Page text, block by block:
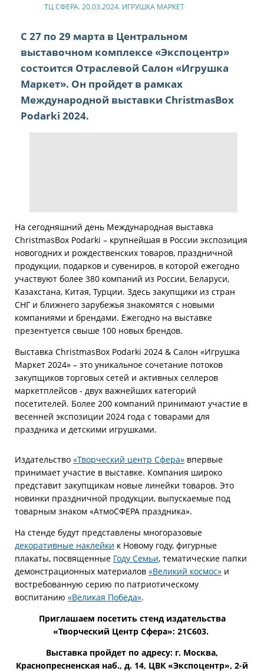
ТЦ СФЕРА. 20.03.2024. ИГРУШКА МАРКЕТ
С 27 по 29 марта в Центральном
выставочном комплексе «Экспоцентр»
состоится Отраслевой Салон «Игрушка
Маркет». Он пройдет в рамках
Международной выставки ChristmasBox
Podarki 2024.
На сегодняшний день Международная выставка
ChristmasBox Podarki – крупнейшая в России экспозиция
новогодних и рождественских товаров, праздничной
продукции, подарков и сувениров, в которой ежегодно
участвуют более 380 компаний из России, Беларуси,
Казахстана, Китая, Турции. Здесь закупщики из стран
СНГ и ближнего зарубежья знакомятся с новыми
компаниями и брендами. Ежегодно на выставке
презентуется свыше 100 новых брендов.
Выставка ChristmasBox Podarki 2024 & Салон «Игрушка
Маркет 2024» – это уникальное сочетание потоков
закупщиков торговых сетей и активных селлеров
маркетплейсов - двух важнейших категорий
посетителей. Более 200 компаний принимают участие в
весенней экспозиции 2024 года с товарами для
праздника и детскими игрушками.
Издательство «Творческий центр Сфера» впервые
принимает участие в выставке. Компания широко
представит закупщикам новые линейки товаров. Это
новинки праздничной продукции, выпускаемые под
товарным знаком «АтмоСФЕРА праздника».
На стенде будут представлены многоразовые
декоративные наклейки к Новому году, фигурные
плакаты, посвященные Году Семьи, тематические папки
демонстрационных материалов «Великий космос» и
востребованную серию по патриотическому
воспитанию «Великая Победа».
Приглашаем посетить стенд издательства
«Творческий Центр Сфера»: 21C603.
Выставка пройдет по адресу: г. Москва,
Краснопресненская наб., д. 14, ЦВК «Экспоцентр», 2-й